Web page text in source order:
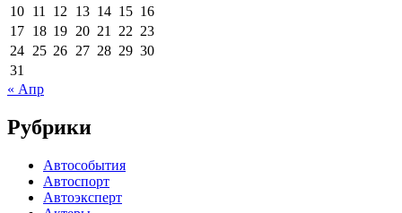
10 11 12 13 14 15 16
17 18 19 20 21 22 23
24 25 26 27 28 29 30
31
« Апр
Рубрики
Автособытия
Автоспорт
Автоэксперт